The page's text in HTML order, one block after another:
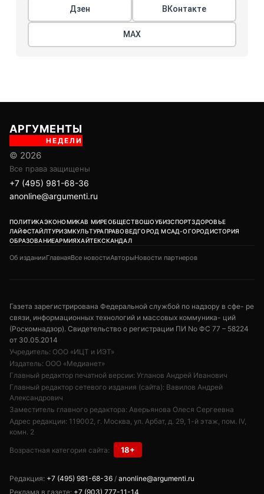
Дзен ВКонтакте
МАХ
АРГУМЕНТЫ
НЕДЕЛИ
© 2026
Все права защищены
+7 (495) 981-68-36
anonline@argumenti.ru
ПОЛИТИКАЭКОНОМИКАВ МИРЕОБЩЕСТВОШОУБИЗСПОРТЗДОРОВЬЕ
ЛАЙФСТАЙЛТУРИЗМКУЛЬТУРАПРАВОВЕДГОРОД МСАД-ОГОРОДИСТОРИЯ
ОБРАЗОВАНИЕАРМИЯХАЙТЕКСКАНДАЛ
Об изданииГлавнаяВсе новостиАвторыНовости партнеров
Газета зарегистрирована Федеральной службой по надзору в сфе- ре
связи, информационных технологий и массовых коммуника- ций
(Роскомнадзор). Свидетельство о регистрации ПИ No ФС 77 – 58224
от 30.05.2014
Учредитель: ООО «ИЦТ и ИЭТ»
Издатель: ООО «Медианет»
Главный редактор печатной версии: Угланов Андрей Иванович
Главный редактор сетевого издания (сайта): Вавилов Андрей
Александрович
Заместитель главного редактора: Аверьянова Олеся Сергеевна
Адрес редакции: 119002, г. Москва, ул. Арбат, д. 29, 1-й этаж, пом. IV,
комн. 2
Возрастная категория сайта: 18+
Редакция: +7 (495) 981-68-36 / anonline@argumenti.ru
Реклама в газете: +7 (903) 777-11-14